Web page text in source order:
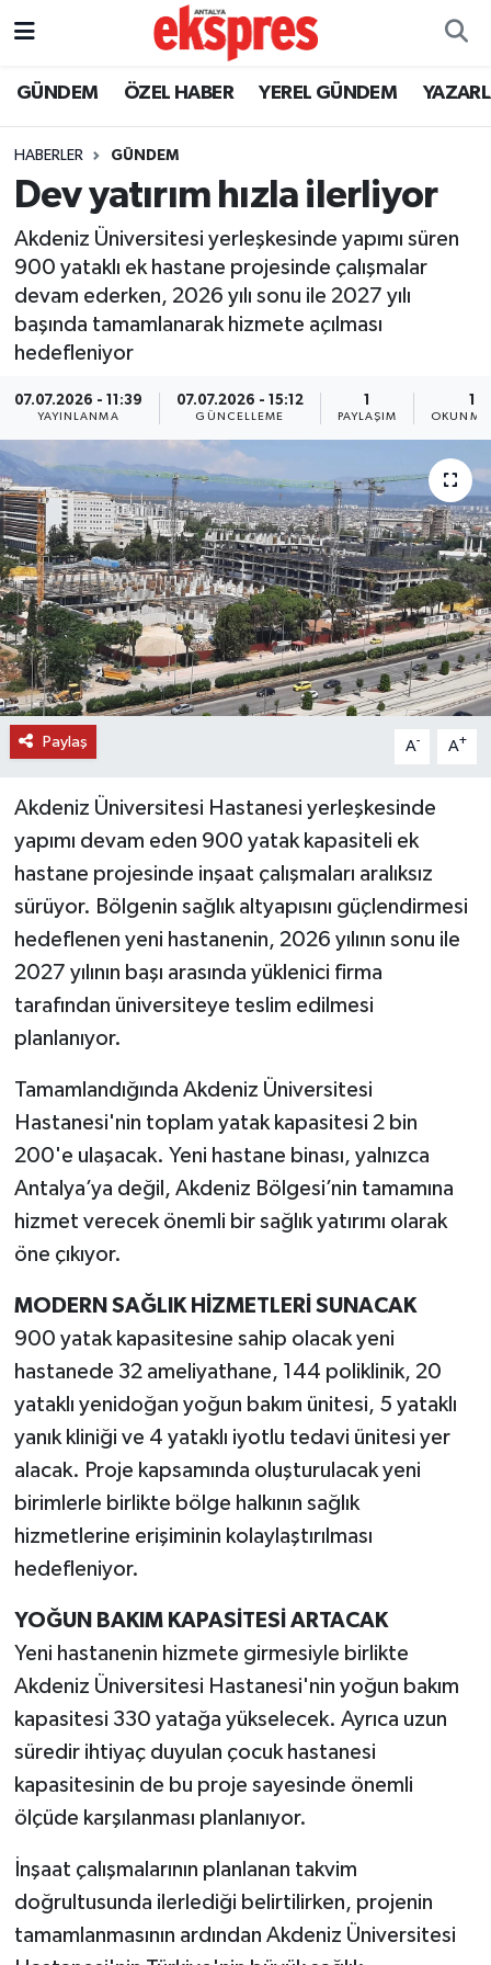
GÜNDEM ÖZEL HABER YEREL GÜNDEM
HABERLER GÜNDEM
Dev yatırım hızla ilerliyor
Akdeniz Üniversitesi yerleşkesinde yapımı süren
900 yataklı ek hastane projesinde çalışmalar
devam ederken, 2026 yılı sonu ile 2027 yılı
başında tamamlanarak hizmete açılması
hedefleniyor
07.07.2026 - 11:39
YAYINLANMA
07.07.2026 - 15:12
GÜNCELLEME
1
PAYLAŞIM
1
OKUNMA
Paylaş A- A+
Akdeniz Üniversitesi Hastanesi yerleşkesinde
yapımı devam eden 900 yatak kapasiteli ek
hastane projesinde inşaat çalışmaları aralıksız
sürüyor. Bölgenin sağlık altyapısını güçlendirmesi
hedeflenen yeni hastanenin, 2026 yılının sonu ile
2027 yılının başı arasında yüklenici firma
tarafından üniversiteye teslim edilmesi
planlanıyor.
Tamamlandığında Akdeniz Üniversitesi
Hastanesi'nin toplam yatak kapasitesi 2 bin
200'e ulaşacak. Yeni hastane binası, yalnızca
Antalya’ya değil, Akdeniz Bölgesi’nin tamamına
hizmet verecek önemli bir sağlık yatırımı olarak
öne çıkıyor.
MODERN SAĞLIK HİZMETLERİ SUNACAK
900 yatak kapasitesine sahip olacak yeni
hastanede 32 ameliyathane, 144 poliklinik, 20
yataklı yenidoğan yoğun bakım ünitesi, 5 yataklı
yanık kliniği ve 4 yataklı iyotlu tedavi ünitesi yer
alacak. Proje kapsamında oluşturulacak yeni
birimlerle birlikte bölge halkının sağlık
hizmetlerine erişiminin kolaylaştırılması
hedefleniyor.
YOĞUN BAKIM KAPASİTESİ ARTACAK
Yeni hastanenin hizmete girmesiyle birlikte
Akdeniz Üniversitesi Hastanesi'nin yoğun bakım
kapasitesi 330 yatağa yükselecek. Ayrıca uzun
süredir ihtiyaç duyulan çocuk hastanesi
kapasitesinin de bu proje sayesinde önemli
ölçüde karşılanması planlanıyor.
İnşaat çalışmalarının planlanan takvim
doğrultusunda ilerlediği belirtilirken, projenin
tamamlanmasının ardından Akdeniz Üniversitesi
ÖZEL HABER
YEREL GÜNDEM
EKONOMİ
KÜLTÜR - SANAT
SPOR
SİYASET
SAĞLIK
DÜNYA
EĞİTİM
TURİZM
RÖPORTAJ
VİDEO HABERLER
YAZARLAR
RESMİ İLAN
MAGAZİN
Nöbetçi Eczaneler
Trafik Durumu
Süper Lig Puan Durumu ve Fikstür
Tüm Manşetler
Son Dakika Haberleri
Haber Arşivi